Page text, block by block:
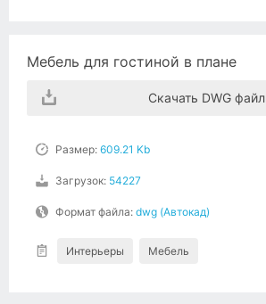
Мебель для гостиной в плане
Скачать DWG файл
Размер: 609.21 Kb
Загрузок: 54227
Формат файла: dwg (Автокад)
Интерьеры Мебель